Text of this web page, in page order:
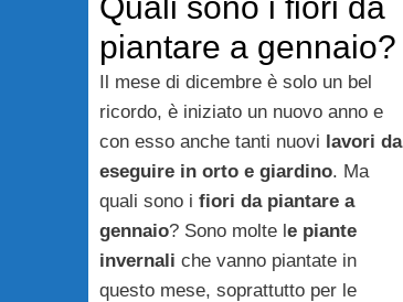
piantare a gennaio?
Il mese di dicembre è solo un bel
ricordo, è iniziato un nuovo anno e
con esso anche tanti nuovi lavori da
eseguire in orto e giardino. Ma
quali sono i fiori da piantare a
gennaio? Sono molte le piante
invernali che vanno piantate in
questo mese, soprattutto per le